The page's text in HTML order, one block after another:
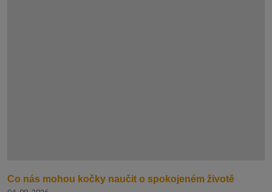
Co nás mohou kočky naučit o spokojeném životě